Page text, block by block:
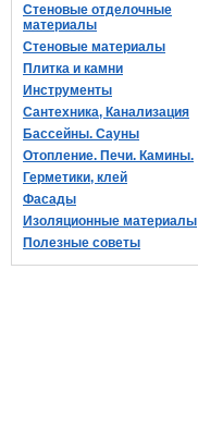
Стеновые отделочные
материалы
Стеновые материалы
Плитка и камни
Инструменты
Сантехника, Канализация
Бассейны. Сауны
Отопление. Печи. Камины.
Герметики, клей
Фасады
Изоляционные материалы
Полезные советы